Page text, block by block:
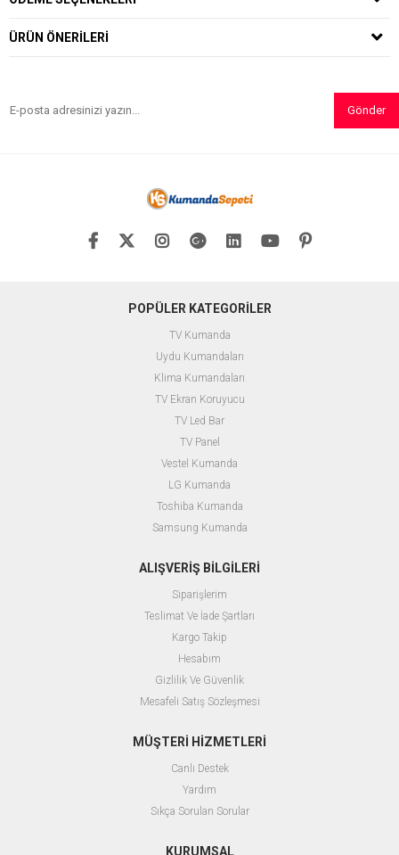
ÜRÜN ÖNERILERI
Gönder
POPÜLER KATEGORİLER
TV Kumanda
Uydu Kumandaları
Klima Kumandaları
TV Ekran Koruyucu
TV Led Bar
TV Panel
Vestel Kumanda
LG Kumanda
Toshiba Kumanda
Samsung Kumanda
ALIŞVERİŞ BİLGİLERİ
Siparişlerim
Teslimat Ve İade Şartları
Kargo Takip
Hesabım
Gizlilik Ve Güvenlik
Mesafeli Satış Sözleşmesi
MÜŞTERİ HİZMETLERİ
Canlı Destek
Yardım
Sıkça Sorulan Sorular
KURUMSAL